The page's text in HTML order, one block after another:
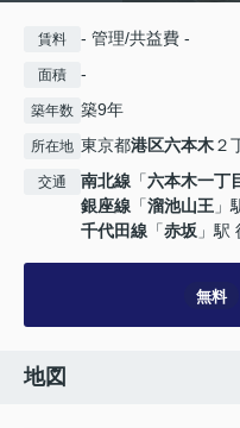
賃料 - 管理/共益費 -
面積 -
築年数 築9年
所在地 東京都港区六本木２
交通 南北線 「六本木一丁
銀座線 「溜池山王 」
千代田線 「赤坂 」駅
無料
地図